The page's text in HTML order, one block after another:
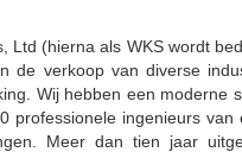
Ltd (hierna als WKS wordt
de verkoop van diverse
Wij hebben een
professionele ingenieurs
Meer dan tien jaar